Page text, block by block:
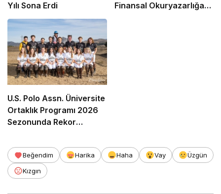
Yılı Sona Erdi
Finansal Okuryazarlığa
U.S. Polo Assn. Üniversite
Ortaklık Programı 2026
Sezonunda Rekor
Beğendim Harika Haha Vay
Üzgün
Kızgın